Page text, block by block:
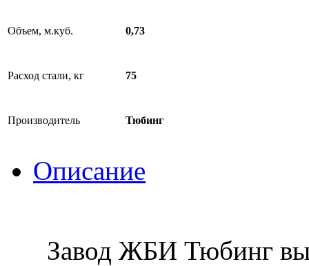
Объем, м.куб. 0,73
Расход стали, кг 75
Производитель Тюбинг
Описание
Завод ЖБИ Тюбинг